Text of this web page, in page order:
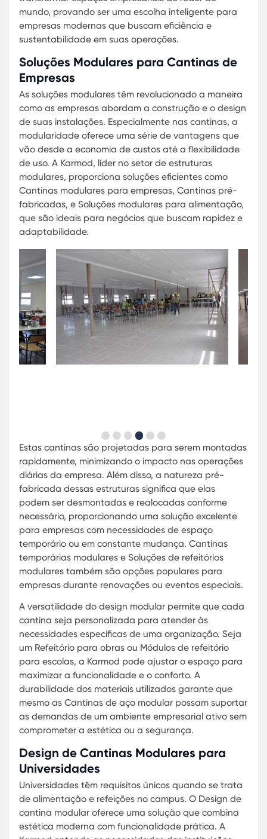
A adoção de cantinas modulares reflete o
compromisso da Karmod com a inovação e a
satisfação do cliente. Por oferecerem uma
rápida, custos reduzidos e flexibilidade sem
transformar espaços empresariais ao redor do
mundo, provando ser uma escolha inteligente
empresas modernas que buscam eficiência e
sustentabilidade em suas operações.
Soluções Modulares para Cantinas
Empresas
vão desde a economia de custos até a
de uso. A Karmod, líder no setor de estruturas
modulares, proporciona soluções eficientes como
Cantinas modulares para empresas, Cantinas
fabricadas, e Soluções modulares para
que são ideais para negócios que buscam
adaptabilidade.
Estas cantinas são projetadas para serem
rapidamente, minimizando o impacto nas
diárias da empresa. Além disso, a natureza pré-
fabricada dessas estruturas significa que elas